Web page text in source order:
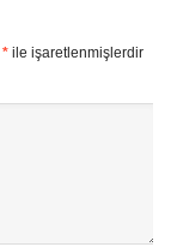
*ile işaretlenmişlerdir